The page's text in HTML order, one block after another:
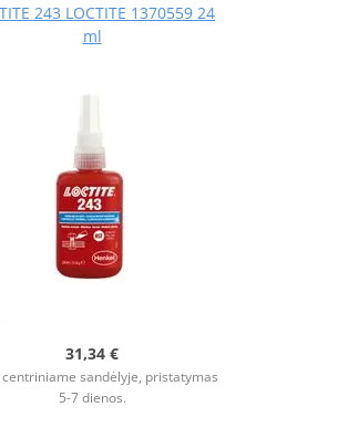
243 LOCTITE 1370559 24
ml
31,34 €
centriniame sandėlyje, pristatymas
5-7 dienos.